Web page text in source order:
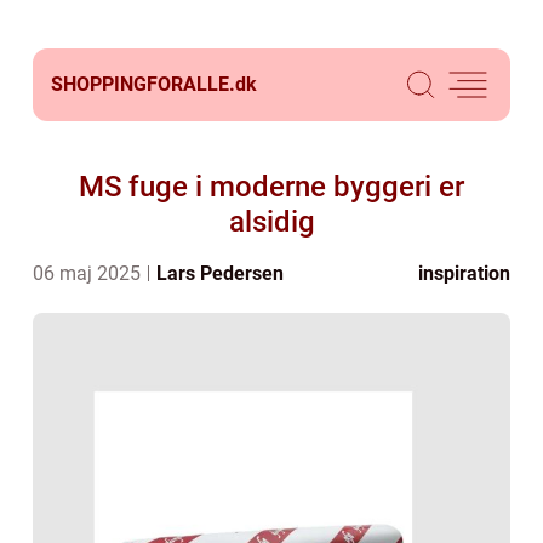
SHOPPINGFORALLE.dk
MS fuge i moderne byggeri er
alsidig
06 maj 2025 Lars Pedersen inspiration